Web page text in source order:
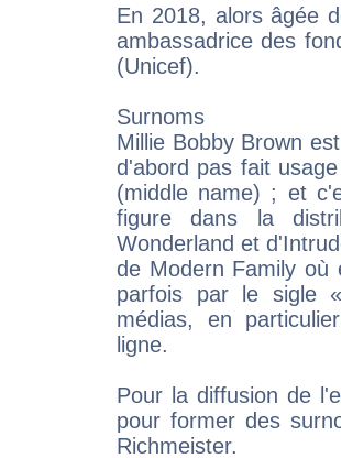
En 2018, alors âgée
ambassadrice des
(Unicef).
Surnoms
Millie Bobby Brown
d'abord pas fait
(middle name) ; et
figure dans la
Wonderland et
de Modern Family où
parfois par le sigle
médias, en
ligne.
Pour la diffusion de
pour former des
Richmeister.